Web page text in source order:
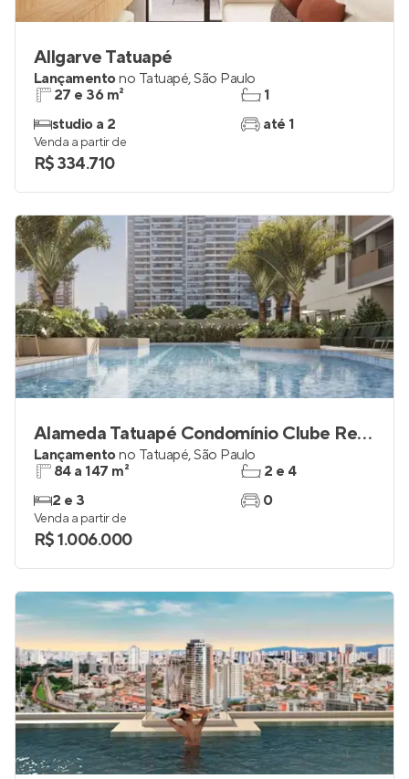
Allgarve Tatuapé
Lançamentono Tatuapé,São Paulo
27 e 36 m²
studio a 2
1
até 1
Venda a partir de
R$ 334.710
Alameda Tatuapé Condomínio Clube Residences
Lançamentono Tatuapé,São Paulo
84 a 147 m²
2 e 3
2 e 4
0
Venda a partir de
R$ 1.006.000